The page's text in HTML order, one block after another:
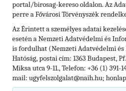
portal/birosag-kereso oldalon. Az
perre a Fővárosi Törvényszék
Az Érintett a személyes adatai
esetén a Nemzeti Adatvédelmi és
is fordulhat (Nemzeti Adatvédelmi és
Hatóság, postai cím: 1363 Budapest,
Miksa utca 9-11., Telefon: +36 (1) 391-
mail: ugyfelszolgalat@naih.hu;